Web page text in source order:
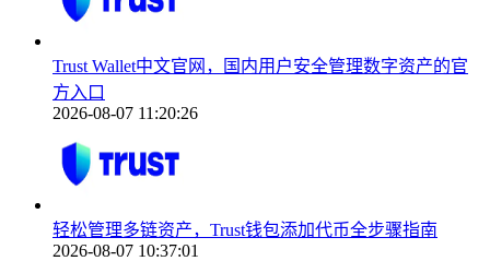
Trust Wallet中文官网，国内用户安全管理数字资产的官
方入口
2026-08-07 11:20:26
轻松管理多链资产，Trust钱包添加代币全步骤指南
2026-08-07 10:37:01